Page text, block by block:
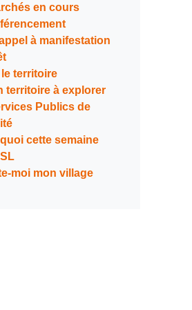
en cours
à manifestation
le territoire
territoire à explorer
Publics de
cette semaine
moi mon village